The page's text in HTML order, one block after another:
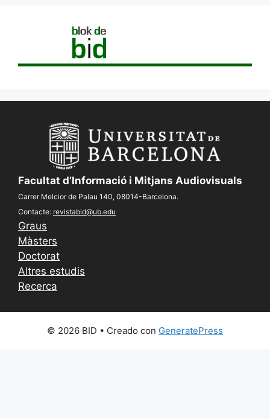
Facultat d’Informació i Mitjans Audiovisuals
Carrer Melcior de Palau 140, 08014-Barcelona.
Contacte: revistabid@ub.edu
Graus
Màsters
Doctorat
Altres estudis
Recerca
© 2026 BID • Creado con GeneratePress